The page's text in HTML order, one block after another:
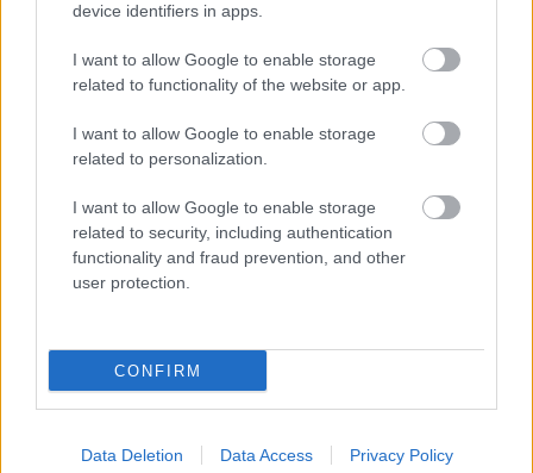
device identifiers in apps.
I want to allow Google to enable storage
related to functionality of the website or app.
I want to allow Google to enable storage
related to personalization.
I want to allow Google to enable storage
related to security, including authentication
functionality and fraud prevention, and other
user protection.
CONFIRM
Data Deletion Data Access Privacy Policy
Leonidas Kavakos Ludwig van Beethoven
Yo-Yo Ma
Ajánlott bejegyzések: